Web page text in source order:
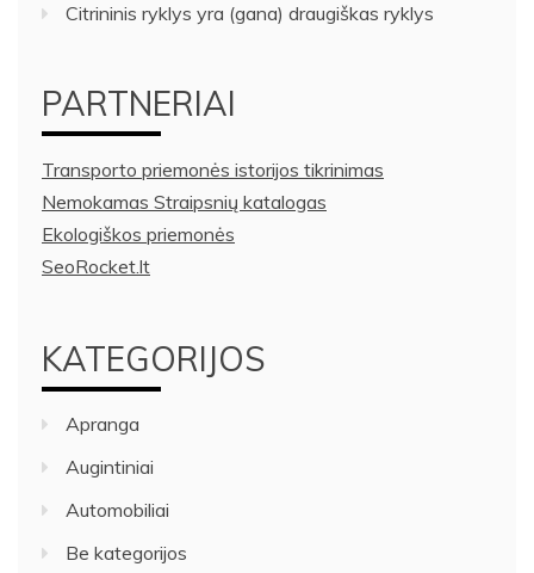
Citrininis ryklys yra (gana) draugiškas ryklys
PARTNERIAI
Transporto priemonės istorijos tikrinimas
Nemokamas Straipsnių katalogas
Ekologiškos priemonės
SeoRocket.lt
KATEGORIJOS
Apranga
Augintiniai
Automobiliai
Be kategorijos